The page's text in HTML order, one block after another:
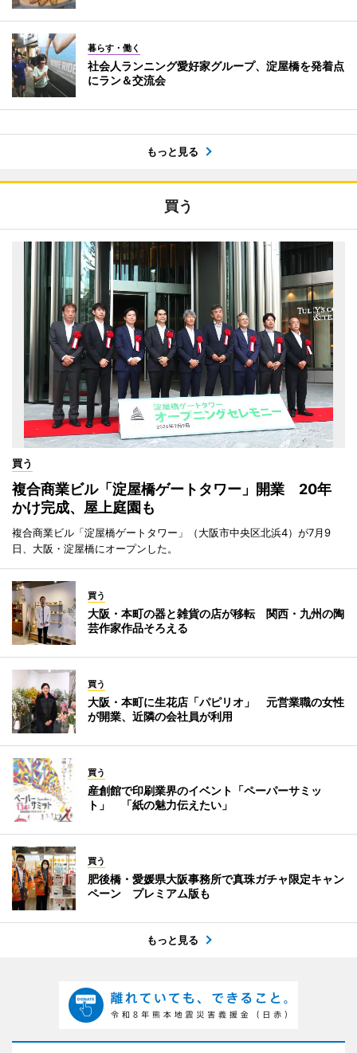
暮らす・働く
社会人ランニング愛好家グループ、淀屋橋を発着点
にラン＆交流会
もっと見る
買う
買う
複合商業ビル「淀屋橋ゲートタワー」開業 20年
かけ完成、屋上庭園も
複合商業ビル「淀屋橋ゲートタワー」（大阪市中央区北浜4）が7月9
日、大阪・淀屋橋にオープンした。
買う
大阪・本町の器と雑貨の店が移転 関西・九州の陶
芸作家作品そろえる
買う
大阪・本町に生花店「パピリオ」 元営業職の女性
が開業、近隣の会社員が利用
買う
産創館で印刷業界のイベント「ペーパーサミッ
ト」 「紙の魅力伝えたい」
買う
肥後橋・愛媛県大阪事務所で真珠ガチャ限定キャン
ペーン プレミアム版も
もっと見る